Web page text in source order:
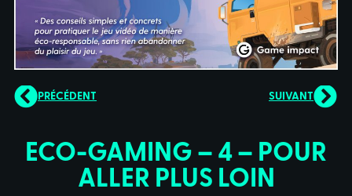
PRÉCÉDENT SUIVANT
ECO-GAMING – 4 – POUR
ALLER PLUS LOIN